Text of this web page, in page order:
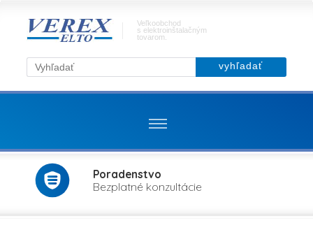
Veľkoobchod
s elektroinštalačným
tovarom.
Poradenstvo
Bezplatné konzultácie